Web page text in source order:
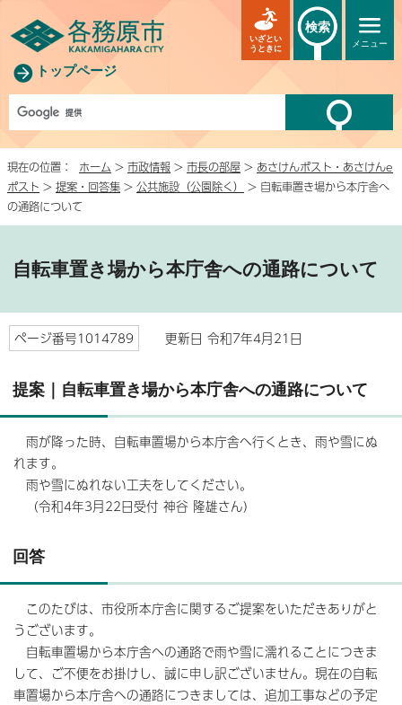
トップページ
メニュー
いざとい
うときに
検索
現在の位置： ホーム > 市政情報 > 市長の部屋 > あさけんポスト・あさけんe
ポスト > 提案・回答集 > 公共施設（公園除く）
> 自転車置き場から本庁舎へ
の通路について
自転車置き場から本庁舎への通路について
ページ番号1014789 更新日 令和7年4月21日
提案｜自転車置き場から本庁舎への通路について
雨が降った時、自転車置場から本庁舎へ行くとき、雨や雪にぬ
れます。
雨や雪にぬれない工夫をしてください。
（令和4年3月22日受付 神谷 隆雄さん）
回答
このたびは、市役所本庁舎に関するご提案をいただきありがと
うございます。
自転車置場から本庁舎への通路で雨や雪に濡れることにつきま
して、ご不便をお掛けし、誠に申し訳ございません。現在の自転
車置場から本庁舎への通路につきましては、追加工事などの予定